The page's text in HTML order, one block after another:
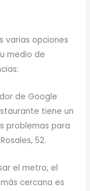
varias opciones
medio de
de Google
tiene un
problemas para
52.
el metro, el
cercana es